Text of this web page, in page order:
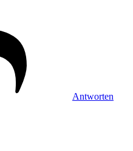
Antworten